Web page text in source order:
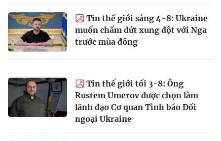
Tin thế giới sáng 4-8: Ukraine
muốn chấm dứt xung đột với Nga
trước mùa đông
Tin thế giới tối 3-8: Ông
Rustem Umerov được chọn làm
lãnh đạo Cơ quan Tình báo Đối
ngoại Ukraine